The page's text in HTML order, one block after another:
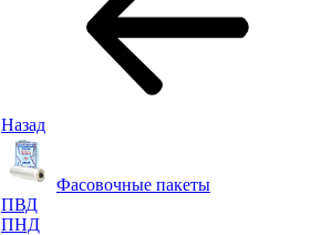
Назад
Фасовочные пакеты
ПВД
ПНД